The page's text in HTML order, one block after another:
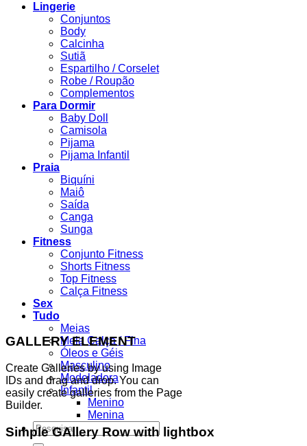
Lingerie
Conjuntos
Body
Calcinha
Sutiã
Espartilho / Corselet
Robe / Roupão
Complementos
Para Dormir
Baby Doll
Camisola
Pijama
Pijama Infantil
Praia
Biquíni
Maiô
Saída
Canga
Sunga
Fitness
Conjunto Fitness
Shorts Fitness
Top Fitness
Calça Fitness
Sex
Tudo
Meias
Meia Calça / Fina
Óleos e Géis
Masculino
Modeladora
Infantil
Menino
Menina
Pesquisar
por:
GALLERY ELEMENT
Create Galleries by using Image
IDs and drag and drop. You can
easily create galleries from the Page
Builder.
Simple GAllery Row with lightbox